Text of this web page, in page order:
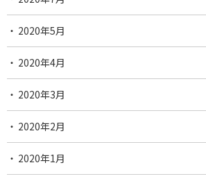
2020年5月
2020年4月
2020年3月
2020年2月
2020年1月